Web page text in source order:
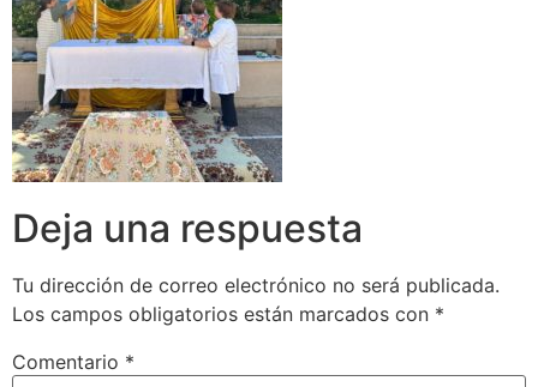
Deja una respuesta
Tu dirección de correo electrónico no será publicada.
Los campos obligatorios están marcados con *
Comentario *